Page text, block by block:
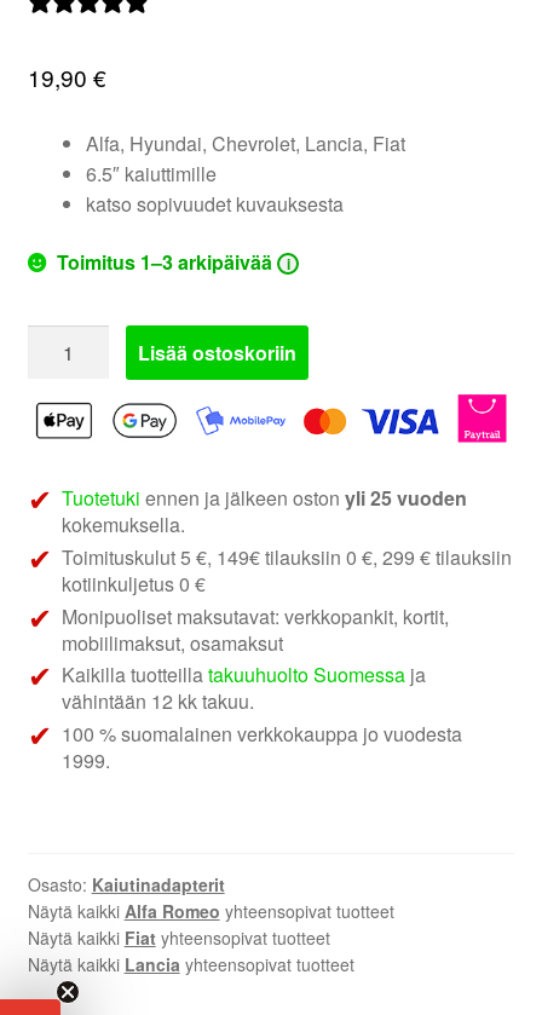
19,90 €
Alfa, Hyundai, Chevrolet, Lancia, Fiat
6.5″ kaiuttimille
katso sopivuudet kuvauksesta
Toimitus 1–3 arkipäivää i
Kaiutinadapterit
merkit
määrä
Lisää ostoskoriin
Tuotetuki ennen ja jälkeen ostonyli 25 vuoden
kokemuksella.
Toimituskulut 5 €, 149€ tilauksiin 0 €, 299 € tilauksiin
kotiinkuljetus 0 €
Monipuoliset maksutavat: verkkopankit, kortit,
mobiilimaksut, osamaksut
Kaikilla tuotteillatakuuhuolto Suomessa ja
vähintään 12 kk takuu.
100 % suomalainen verkkokauppa jo vuodesta
1999.
Osasto: Kaiutinadapterit
Näytä kaikki Alfa Romeo yhteensopivat tuotteet
Näytä kaikki Fiatyhteensopivat tuotteet
Näytä kaikki Lancia yhteensopivat tuotteet